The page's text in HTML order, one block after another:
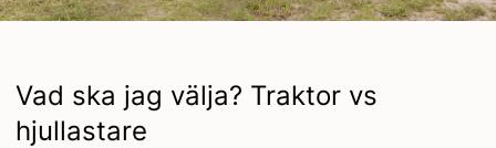
Vad ska jag välja? Traktor vs
hjullastare